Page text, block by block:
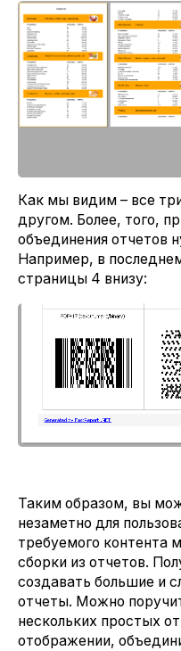
Как мы видим – все
другом. Более, того,
объединения отчетов
Например, в
страницы 4 внизу:
Таким образом, вы
незаметно для
требуемого контента
сборки из отчетов.
создавать большие и
отчеты. Можно
нескольких простых
отображении,